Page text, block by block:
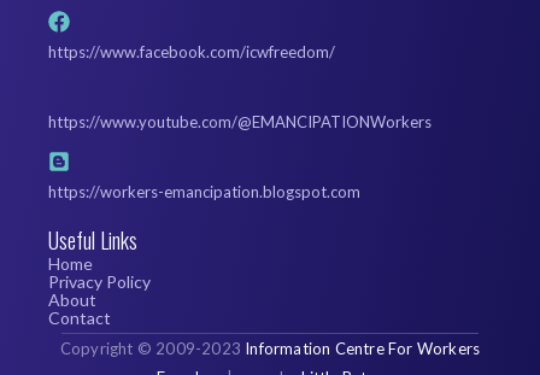
https://www.facebook.com/icwfreedom/
https://www.youtube.com/@EMANCIPATIONWorkers
https://workers-emancipation.blogspot.com
Useful Links
Home
Privacy Policy
About
Contact
Copyright © 2009-2023 Information Centre For Workers